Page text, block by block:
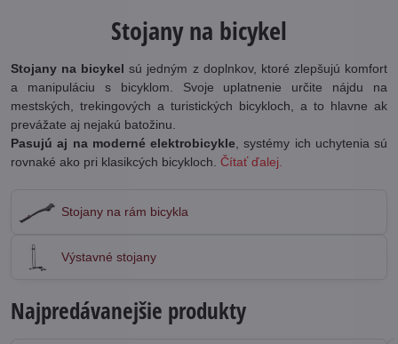
Stojany na bicykel
Stojany na bicykel sú jedným z doplnkov, ktoré zlepšujú komfort
a manipuláciu s bicyklom. Svoje uplatnenie určite nájdu na
mestských, trekingových a turistických bicykloch, a to hlavne ak
prevážate aj nejakú batožinu.
Pasujú aj na moderné elektrobicykle , systémy ich uchytenia sú
rovnaké ako pri klasikcých bicykloch. Čítať ďalej.
Stojany na rám bicykla
Výstavné stojany
Najpredávanejšie produkty